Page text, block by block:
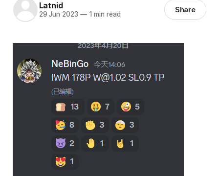
Latnid
29 Jun 2023 —1 min read Share